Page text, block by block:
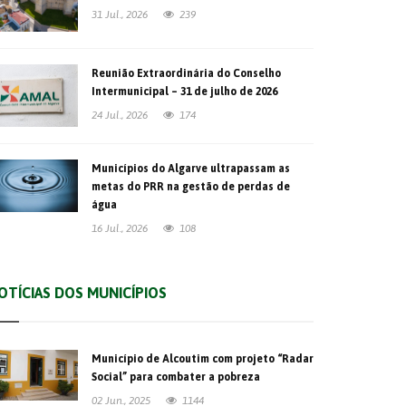
31 Jul., 2026 239
Reunião Extraordinária do Conselho
Intermunicipal – 31 de julho de 2026
24 Jul., 2026
174
Municípios do Algarve ultrapassam as
metas do PRR na gestão de perdas de
água
16 Jul., 2026
108
DOS MUNICÍPIOS
Município de Alcoutim com projeto “Radar
Social” para combater a pobreza
02 Jun., 2025
1144